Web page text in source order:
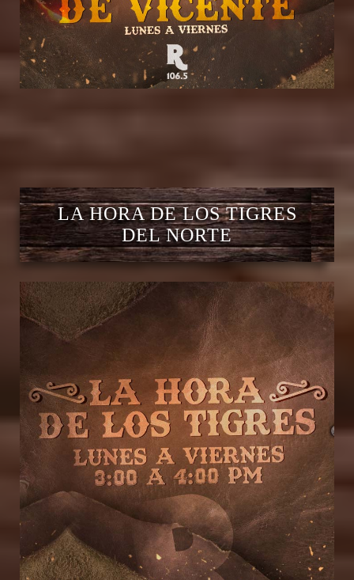
LA HORA DE LOS TIGRES
DEL NORTE